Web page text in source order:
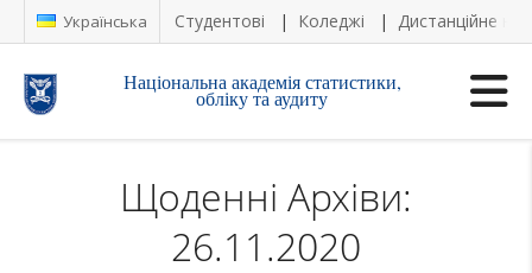
Українська Студентові Коледжі Дистанційне
Національна академія статистики,
обліку та аудиту
Щоденні Архіви:
26.11.2020